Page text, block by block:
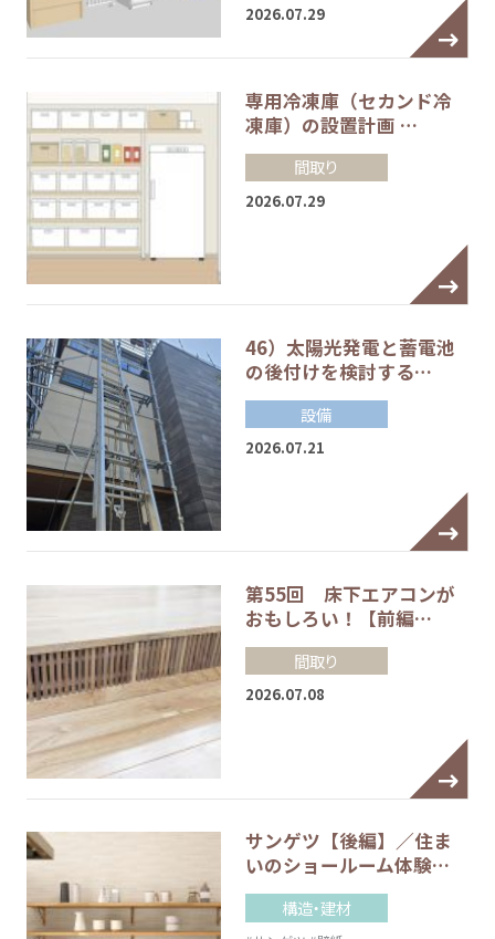
2026.07.29
専用冷凍庫（セカンド冷
凍庫）の設置計画 …
間取り
2026.07.29
46）太陽光発電と蓄電池
の後付けを検討する…
設備
2026.07.21
第55回 床下エアコンが
おもしろい！【前編…
間取り
2026.07.08
サンゲツ【後編】／住ま
いのショールーム体験…
構造・建材